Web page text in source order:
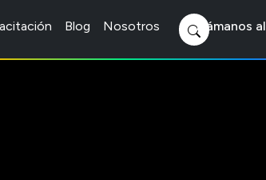
Blog Nosotros Llámanos al